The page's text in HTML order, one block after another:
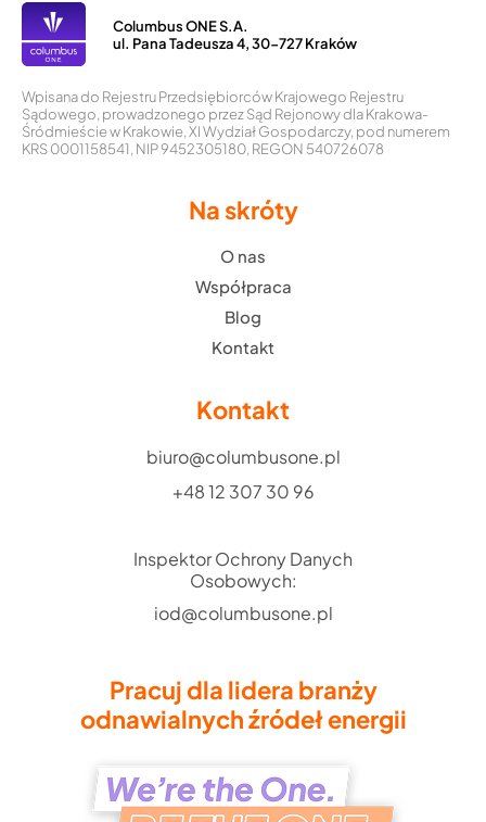
Columbus ONE S.A.
ul. Pana Tadeusza 4, 30-727 Kraków
Wpisana do Rejestru Przedsiębiorców Krajowego Rejestru
Sądowego, prowadzonego przez Sąd Rejonowy dla Krakowa-
Śródmieście w Krakowie, XI Wydział Gospodarczy, pod numerem
KRS 0001158541, NIP 9452305180, REGON 540726078
Na skróty
O nas
Współpraca
Blog
Kontakt
Kontakt
biuro@columbusone.pl
+48 12 307 30 96
Inspektor Ochrony Danych
Osobowych:
iod@columbusone.pl
Pracuj dla lidera branży
odnawialnych źródeł energii